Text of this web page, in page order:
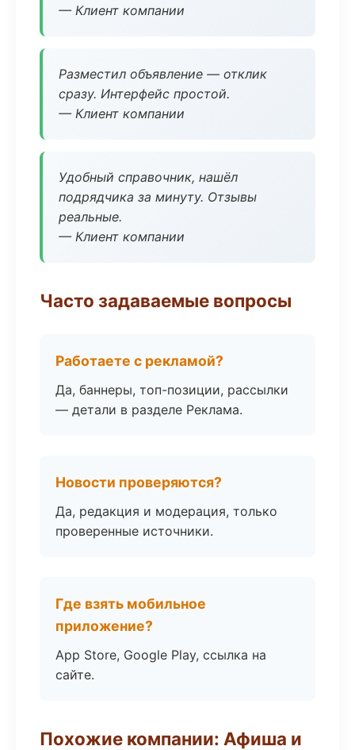
— Клиент компании
Разместил объявление — отклик
сразу. Интерфейс простой.
— Клиент компании
Удобный справочник, нашёл
подрядчика за минуту. Отзывы
реальные.
— Клиент компании
Часто задаваемые вопросы
Работаете с рекламой?
Да, баннеры, топ-позиции, рассылки
— детали в разделе Реклама.
Новости проверяются?
Да, редакция и модерация, только
проверенные источники.
Где взять мобильное
приложение?
App Store, Google Play, ссылка на
сайте.
Похожие компании: Афиша и